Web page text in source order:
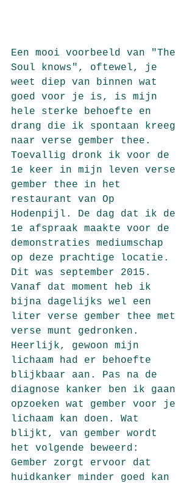
Een mooi voorbeeld van "The
Soul knows", oftewel, je
weet diep van binnen wat
goed voor je is, is mijn
hele sterke behoefte en
drang die ik spontaan kreeg
naar verse gember thee.
Toevallig dronk ik voor de
1e keer in mijn leven verse
gember thee in het
restaurant van Op
Hodenpijl. De dag dat ik de
1e afspraak maakte voor de
demonstraties mediumschap
op deze prachtige locatie.
Dit was september 2015.
Vanaf dat moment heb ik
bijna dagelijks wel een
liter verse gember thee met
verse munt gedronken.
Heerlijk, gewoon mijn
lichaam had er behoefte
blijkbaar aan. Pas na de
diagnose kanker ben ik gaan
opzoeken wat gember voor je
lichaam kan doen. Wat
blijkt, van gember wordt
het volgende beweerd:
Gember zorgt ervoor dat
huidkanker minder goed kan